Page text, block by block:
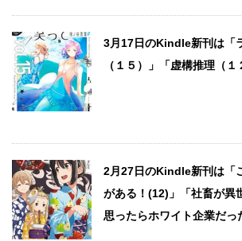
3月17日のKindle新刊は「
（１５）」「虚構推理（
2月27日のKindle新刊は「
がある！(12)」「社畜が異
思ったらホワイト企業だっ